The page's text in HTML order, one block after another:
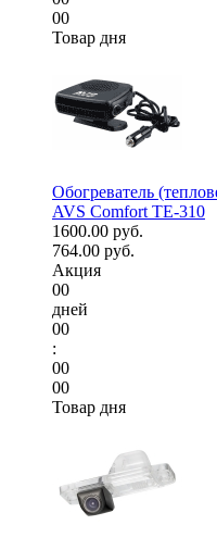
00
Товар дня
Обогреватель
AVS Comfort TE-310
1600.00 руб.
764.00 руб.
Акция
00
дней
00
:
00
00
Товар дня